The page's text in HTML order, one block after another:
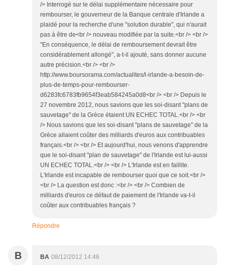
/> Interrogé sur le délai supplémentaire nécessaire pour
rembourser, le gouverneur de la Banque centrale d'Irlande a
plaidé pour la recherche d'une "solution durable", qui n'aurait
pas à être de<br /> nouveau modifiée par la suite.<br /> <br />
"En conséquence, le délai de remboursement devrait être
considérablement allongé", a-t-il ajouté, sans donner aucune
autre précision.<br /> <br />
http://www.boursorama.com/actualites/l-irlande-a-besoin-de-
plus-de-temps-pour-rembourser-
d6283fc6783fb9654f3eab584245a0d8<br /> <br /> Depuis le
27 novembre 2012, nous savions que les soi-disant "plans de
sauvetage" de la Grèce étaient UN ECHEC TOTAL.<br /> <br
/> Nous savions que les soi-disant "plans de sauvetage" de la
Grèce allaient coûter des milliards d'euros aux contribuables
français.<br /> <br /> Et aujourd'hui, nous venons d'apprendre
que le soi-disant "plan de sauvetage" de l'Irlande est lui-aussi
UN ECHEC TOTAL.<br /> <br /> L'Irlande est en faillite.
L'Irlande est incapable de rembourser quoi que ce soit.<br />
<br /> La question est donc :<br /> <br /> Combien de
milliards d'euros ce défaut de paiement de l'Irlande va-t-il
coûter aux contribuables français ?
Répondre
B BA 08/12/2012 14:46